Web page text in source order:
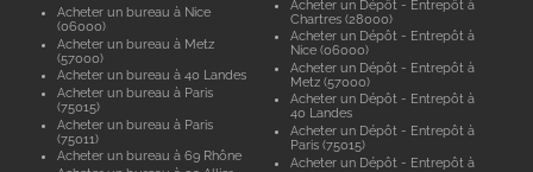
Acheter un bureau à Nice
(06000)
Acheter un bureau à Metz
(57000)
Acheter un bureau à 40 Landes
Acheter un bureau à Paris
(75015)
Acheter un bureau à Paris
(75011)
Acheter un bureau à 69 Rhône
Acheter un Dépôt - Entrepôt à
Chartres (28000)
Acheter un Dépôt - Entrepôt à
Nice (06000)
Acheter un Dépôt - Entrepôt à
Metz (57000)
Acheter un Dépôt - Entrepôt à
40 Landes
Acheter un Dépôt - Entrepôt à
Paris (75015)
Acheter un Dépôt - Entrepôt à